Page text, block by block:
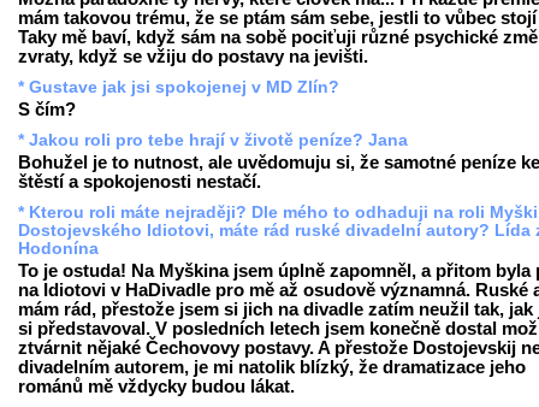
mám takovou trému, že se ptám sám sebe, jestli to vůbec
Taky mě baví, když sám na sobě pociťuji různé psychické
zvraty, když se vžiju do postavy na jevišti.
* Gustave jak jsi spokojenej v MD Zlín?
S čím?
* Jakou roli pro tebe hrají v životě peníze? Jana
Bohužel je to nutnost, ale uvědomuju si, že samotné peníze ke
štěstí a spokojenosti nestačí.
* Kterou roli máte nejraději? Dle mého to odhaduji na roli
Dostojevského Idiotovi, máte rád ruské divadelní autory? Lída
Hodonína
To je ostuda! Na Myškina jsem úplně zapomněl, a přitom byla
na Idiotovi v HaDivadle pro mě až osudově významná. Ruské
mám rád, přestože jsem si jich na divadle zatím neužil tak, jak
si představoval. V posledních letech jsem konečně dostal
ztvárnit nějaké Čechovovy postavy. A přestože Dostojevskij
divadelním autorem, je mi natolik blízký, že dramatizace jeho
románů mě vždycky budou lákat.